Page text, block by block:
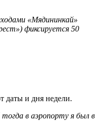
«Мядининкай»
фиксируется 50
даты и дня недели.
в аэропорту я был в